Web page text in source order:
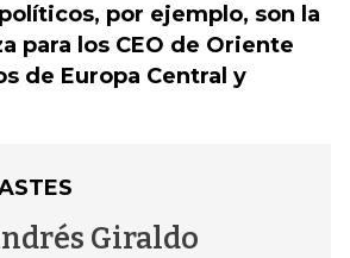
por ejemplo, son la
para los CEO de Oriente
de Europa Central y
Giraldo